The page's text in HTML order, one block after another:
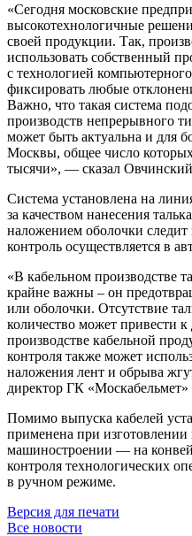
«Сегодня московские
высокотехнологичные
своей продукции. Так,
использовать собственный
с технологией
фиксировать любые
Важно, что такая система
производств непрерывного
может быть актуальна и для
Москвы, общее число
тысячи», — сказал
Система установлена на
за качеством нанесения
наложением оболочки
контроль осуществляется в
«В кабельном производстве
крайне важны – он
или оболочки. Отсутствие
количество может привести
производстве кабельной
контроля также может
наложения лент и обрыва
директор ГК
Помимо выпуска кабелей
применена при
машиностроении — на
контроля технологических
в ручном режиме.
Версия для печати
Все новости